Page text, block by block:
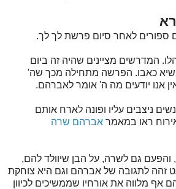
ספורים לאחר סיום פרשת לך לך.
המדרשים מציינים שהיה זה ביום
כאבו. הפרשה מתחילה מכך שה'
אנו יודעים מה ה' אומר לאברהם.
ניצבים עליו ופונה לארח אותם
ראו במאמר אברהם שרה
גם לשרה, על הבן שיוולד להם,
זהה לתגובה של אברהם וגם היא צוחקת
מלווה את אורחיו שממשיכים לכיוון